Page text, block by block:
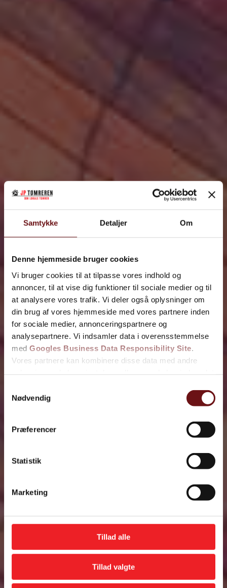
Samtykke Detaljer Om
Denne hjemmeside bruger cookies
Vi bruger cookies til at tilpasse vores indhold og
annoncer, til at vise dig funktioner til sociale medier og til
at analysere vores trafik. Vi deler også oplysninger om
din brug af vores hjemmeside med vores partnere inden
for sociale medier, annonceringspartnere og
analysepartnere. Vi indsamler data i overensstemmelse
med Googles Business Data Responsibility Site
Vores partnere kan kombinere disse data med andre
Nødvendig
Præferencer
Statistik
Marketing
Tillad alle
Tillad valgte
20 års samlet erfaring
Alsidige og lokale tømrerfirma
Få et tilbud
Vi vender tilbage hurtigst muligt.